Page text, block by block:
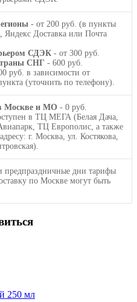
- от 200 руб. (в пункты
Доставка или Почта
СДЭК - от 300 руб.
СНГ - 600 руб.
руб. в зависимости от
(уточнить по телефону).
Москве и МО - 0 руб.
в ТЦ МЕГА (Белая Дача,
ТЦ Европолис, а также
г. Москва, ул. Костякова,
предпраздничные дни тарифы
по Москве могут быть
250 мл